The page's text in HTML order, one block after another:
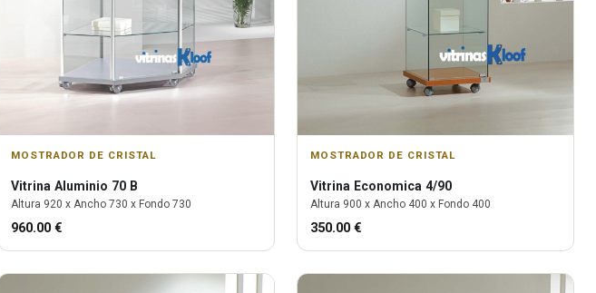
MOSTRADOR DE CRISTAL
Vitrina Aluminio 70 B
Altura 920 x Ancho 730 x Fondo 730
960.00 €
MOSTRADOR DE CRISTAL
Vitrina Economica 4/90
Altura 900 x Ancho 400 x Fondo 400
350.00 €